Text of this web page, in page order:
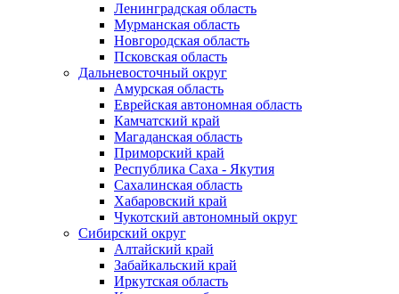
Ленинградская область
Мурманская область
Новгородская область
Псковская область
Дальневосточный округ
Амурская область
Еврейская автономная область
Камчатский край
Магаданская область
Приморский край
Республика Саха - Якутия
Сахалинская область
Хабаровский край
Чукотский автономный округ
Сибирский округ
Алтайский край
Забайкальский край
Иркутская область